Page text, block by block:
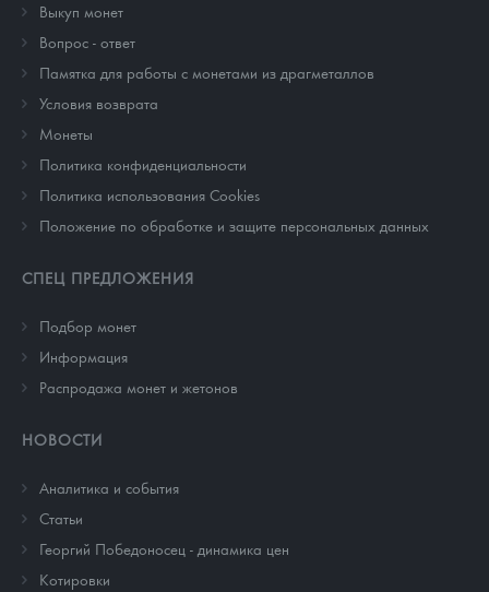
Выкуп монет
Вопрос - ответ
Памятка для работы с монетами из драгметаллов
Условия возврата
Монеты
Политика конфиденциальности
Политика использования Cookies
Положение по обработке и защите персональных данных
СПЕЦ ПРЕДЛОЖЕНИЯ
Подбор монет
Информация
Распродажа монет и жетонов
НОВОСТИ
Аналитика и события
Cтатьи
Георгий Победоносец - динамика цен
Котировки